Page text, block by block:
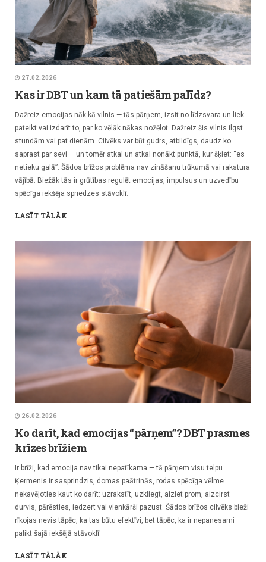
27.02.2026
Kas ir DBT un kam tā patiešām palīdz?
Dažreiz emocijas nāk kā vilnis — tās pārņem, izsit no līdzsvara un liek
pateikt vai izdarīt to, par ko vēlāk nākas nožēlot. Dažreiz šis vilnis ilgst
stundām vai pat dienām. Cilvēks var būt gudrs, atbildīgs, daudz ko
saprast par sevi — un tomēr atkal un atkal nonākt punktā, kur šķiet: “es
netieku galā”. Šādos brīžos problēma nav zināšanu trūkumā vai rakstura
vājībā. Biežāk tās ir grūtības regulēt emocijas, impulsus un uzvedību
spēcīga iekšēja spriedzes stāvoklī.
LASĪT TĀLĀK
26.02.2026
Ko darīt, kad emocijas “pārņem”? DBT prasmes
krīzes brīžiem
Ir brīži, kad emocija nav tikai nepatīkama — tā pārņem visu telpu.
Ķermenis ir sasprindzis, domas paātrinās, rodas spēcīga vēlme
nekavējoties kaut ko darīt: uzrakstīt, uzkliegt, aiziet prom, aizcirst
durvis, pārēsties, iedzert vai vienkārši pazust. Šādos brīžos cilvēks bieži
rīkojas nevis tāpēc, ka tas būtu efektīvi, bet tāpēc, ka ir nepanesami
palikt šajā iekšējā stāvoklī.
LASĪT TĀLĀK